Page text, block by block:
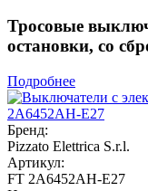
Тросовые
остановки, со
Подробнее
Бренд:
Pizzato Elettrica S.r.l.
Артикул:
FT 2A6452AH-E27